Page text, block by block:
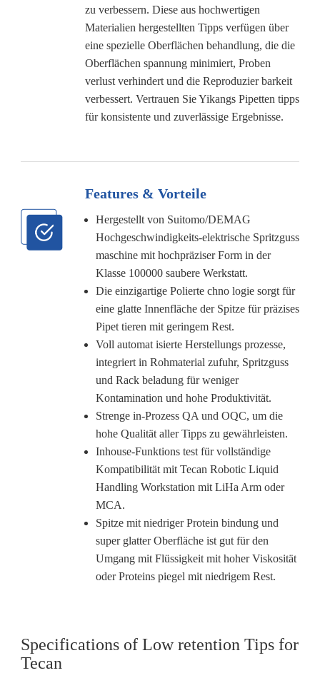
zu verbessern. Diese aus hochwertigen
Materialien hergestellten Tipps verfügen über
eine spezielle Oberflächen behandlung, die die
Oberflächen spannung minimiert, Proben
verlust verhindert und die Reproduzier barkeit
verbessert. Vertrauen Sie Yikangs Pipetten tipps
für konsistente und zuverlässige Ergebnisse.
Features & Vorteile
Hergestellt von Suitomo/DEMAG
Hochgeschwindigkeits-elektrische Spritzguss
maschine mit hochpräziser Form in der
Klasse 100000 saubere Werkstatt.
Die einzigartige Polierte chno logie sorgt für
eine glatte Innenfläche der Spitze für präzises
Pipet tieren mit geringem Rest.
Voll automat isierte Herstellungs prozesse,
integriert in Rohmaterial zufuhr, Spritzguss
und Rack beladung für weniger
Kontamination und hohe Produktivität.
Strenge in-Prozess QA und OQC, um die
hohe Qualität aller Tipps zu gewährleisten.
Inhouse-Funktions test für vollständige
Kompatibilität mit Tecan Robotic Liquid
Handling Workstation mit LiHa Arm oder
MCA.
Spitze mit niedriger Protein bindung und
super glatter Oberfläche ist gut für den
Umgang mit Flüssigkeit mit hoher Viskosität
oder Proteins piegel mit niedrigem Rest.
Specifications of Low retention Tips for
Tecan